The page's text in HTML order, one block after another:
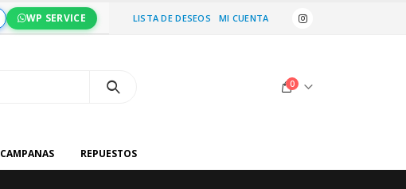
WP SERVICE LISTA DE DESEOS MI CUENTA
0
CAMPANAS REPUESTOS